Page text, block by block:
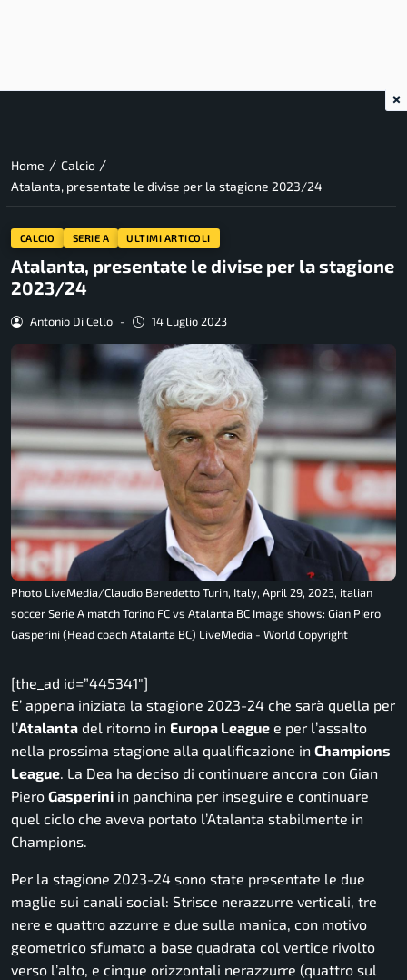
Home / Calcio /
Atalanta, presentate le divise per la stagione 2023/24
CALCIO SERIE A ULTIMI ARTICOLI
Atalanta, presentate le divise per la stagione
2023/24
Antonio Di Cello - 14 Luglio 2023
Photo LiveMedia/Claudio Benedetto Turin, Italy, April 29, 2023, italian
soccer Serie A match Torino FC vs Atalanta BC Image shows: Gian Piero
Gasperini (Head coach Atalanta BC) LiveMedia - World Copyright
[the_ad id=”445341″]
E’ appena iniziata la stagione 2023-24 che sarà quella per
l’Atalanta del ritorno in Europa League e per l’assalto
nella prossima stagione alla qualificazione in Champions
League. La Dea ha deciso di continuare ancora con Gian
Piero Gasperini in panchina per inseguire e continuare
quel ciclo che aveva portato l’Atalanta stabilmente in
Champions.
Per la stagione 2023-24 sono state presentate le due
maglie sui canali social: Strisce nerazzurre verticali, tre
nere e quattro azzurre e due sulla manica, con motivo
geometrico sfumato a base quadrata col vertice rivolto
verso l’alto, e cinque orizzontali nerazzurre (quattro sul
×